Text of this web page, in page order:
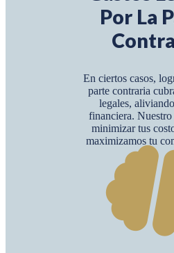
Por La
En ciertos casos,
parte contraria
legales,
financiera.
minimizar tus
maximizamos tu